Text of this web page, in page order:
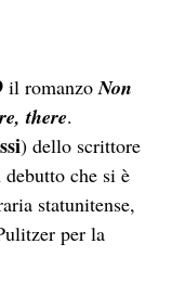
il romanzoNon
there.
) dello scrittore
debutto che si è
statunitense,
per la